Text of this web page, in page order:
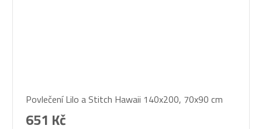
Povlečení Lilo a Stitch Hawaii 140x200, 70x90 cm
651 Kč